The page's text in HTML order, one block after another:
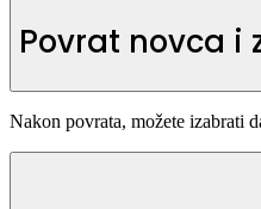
Povrat novca i
Nakon povrata, možete izabrati